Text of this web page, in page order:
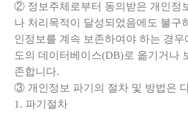
② 정보주체로부터 동의받은 개인정
나 처리목적이 달성되었음에도 불구
인정보를 계속 보존하여야 하는 경
도의 데이터베이스(DB)로 옮기거나
존합니다.
③ 개인정보 파기의 절차 및 방법은
1. 파기절차